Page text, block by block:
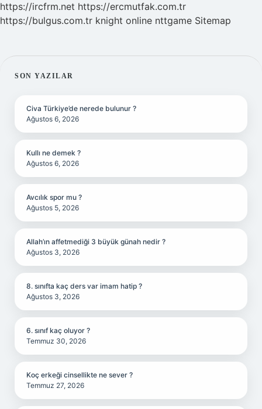
https://ircfrm.net https://ercmutfak.com.tr
https://bulgus.com.tr knight online nttgame Sitemap
SIDEBAR
SON YAZILAR
Civa Türkiye’de nerede bulunur ?
Ağustos 6, 2026
Kullı ne demek ?
Ağustos 6, 2026
Avcılık spor mu ?
Ağustos 5, 2026
Allah’ın affetmediği 3 büyük günah nedir ?
Ağustos 3, 2026
8. sınıfta kaç ders var imam hatip ?
Ağustos 3, 2026
6. sınıf kaç oluyor ?
Temmuz 30, 2026
Koç erkeği cinsellikte ne sever ?
Temmuz 27, 2026